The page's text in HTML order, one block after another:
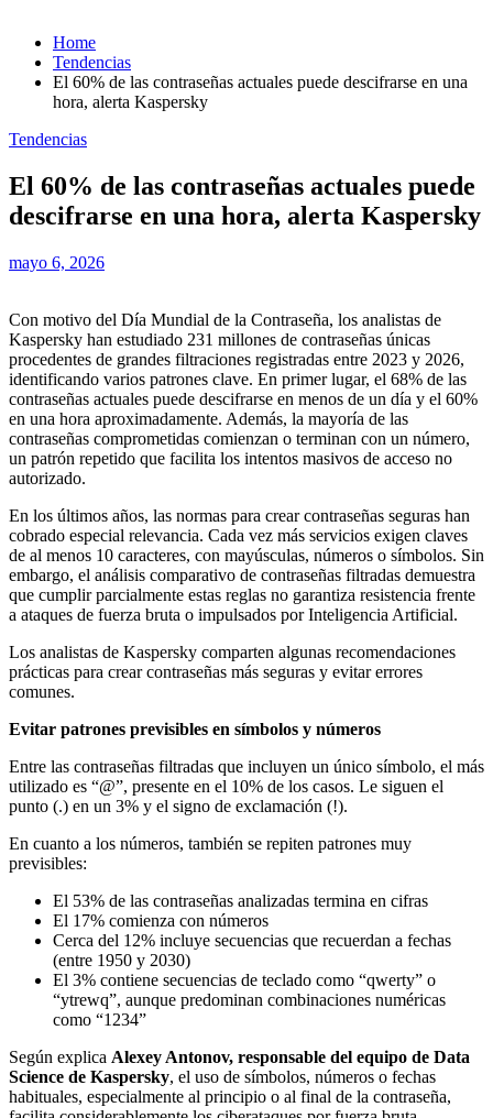
Home
Tendencias
El 60% de las contraseñas actuales puede descifrarse en una
hora, alerta Kaspersky
Tendencias
El 60% de las contraseñas actuales puede
descifrarse en una hora, alerta Kaspersky
mayo 6, 2026
Con motivo del Día Mundial de la Contraseña, los analistas de
Kaspersky han estudiado 231 millones de contraseñas únicas
procedentes de grandes filtraciones registradas entre 2023 y 2026,
identificando varios patrones clave. En primer lugar, el 68% de las
contraseñas actuales puede descifrarse en menos de un día y el 60%
en una hora aproximadamente. Además, la mayoría de las
contraseñas comprometidas comienzan o terminan con un número,
un patrón repetido que facilita los intentos masivos de acceso no
autorizado.
En los últimos años, las normas para crear contraseñas seguras han
cobrado especial relevancia. Cada vez más servicios exigen claves
de al menos 10 caracteres, con mayúsculas, números o símbolos. Sin
embargo, el análisis comparativo de contraseñas filtradas demuestra
que cumplir parcialmente estas reglas no garantiza resistencia frente
a ataques de fuerza bruta o impulsados por Inteligencia Artificial.
Los analistas de Kaspersky comparten algunas recomendaciones
prácticas para crear contraseñas más seguras y evitar errores
comunes.
Evitar patrones previsibles en símbolos y números
Entre las contraseñas filtradas que incluyen un único símbolo, el más
utilizado es “@”, presente en el 10% de los casos. Le siguen el
punto (.) en un 3% y el signo de exclamación (!).
En cuanto a los números, también se repiten patrones muy
previsibles:
El 53% de las contraseñas analizadas termina en cifras
El 17% comienza con números
Cerca del 12% incluye secuencias que recuerdan a fechas
(entre 1950 y 2030)
El 3% contiene secuencias de teclado como “qwerty” o
“ytrewq”, aunque predominan combinaciones numéricas
como “1234”
Según explica Alexey Antonov, responsable del equipo de Data
Science de Kaspersky, el uso de símbolos, números o fechas
habituales, especialmente al principio o al final de la contraseña,